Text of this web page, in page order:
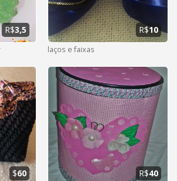
R$3,5
laços e faixas
R$10
$60 R$40